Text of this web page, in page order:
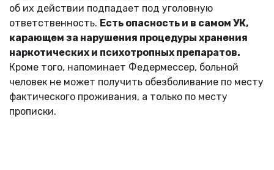
об их действии подпадает под уголовную
ответственность. Есть опасность и в самом УК,
карающем за нарушения процедуры хранения
наркотических и психотропных препаратов.
Кроме того, напоминает Федермессер, больной
человек не может получить обезболивание по месту
фактического проживания, а только по месту
прописки.